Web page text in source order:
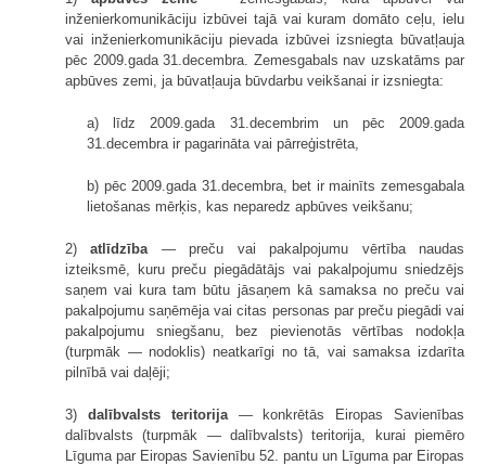
inženierkomunikāciju izbūvei tajā vai kuram domāto ceļu, ielu
vai inženierkomunikāciju pievada izbūvei izsniegta būvatļauja
pēc 2009.gada 31.decembra. Zemesgabals nav uzskatāms par
apbūves zemi, ja būvatļauja būvdarbu veikšanai ir izsniegta:
a) līdz 2009.gada 31.decembrim un pēc 2009.gada
31.decembra ir pagarināta vai pārreģistrēta,
b) pēc 2009.gada 31.decembra, bet ir mainīts zemesgabala
lietošanas mērķis, kas neparedz apbūves veikšanu;
2)atlīdzība — preču vai pakalpojumu vērtība naudas
izteiksmē, kuru preču piegādātājs vai pakalpojumu sniedzējs
saņem vai kura tam būtu jāsaņem kā samaksa no preču vai
pakalpojumu saņēmēja vai citas personas par preču piegādi vai
pakalpojumu sniegšanu, bez pievienotās vērtības nodokļa
(turpmāk — nodoklis) neatkarīgi no tā, vai samaksa izdarīta
pilnībā vai daļēji;
3) dalībvalsts teritorija— konkrētās Eiropas Savienības
dalībvalsts (turpmāk — dalībvalsts) teritorija, kurai piemēro
Līguma par Eiropas Savienību 52. pantu un Līguma par Eiropas